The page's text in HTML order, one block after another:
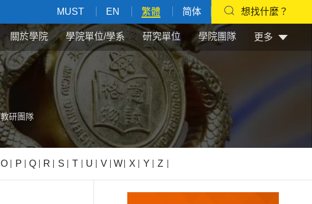
MUST EN 繁體 简体 想找什麼？
關於學院 學院單位/學系 研究單位 學院團隊 更多
教研團隊
O P Q R S T U V W X Y Z